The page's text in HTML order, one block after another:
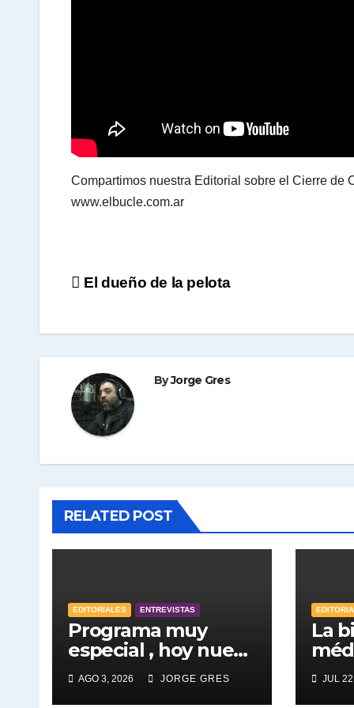
Compartimos nuestra Editorial sobre el Cierre
www.elbucle.com.ar
Navegación
entradas
El dueño de la pelota
ByJorge Gres
RELATED POST
EDITORIALES ENTREVISTAS
Programa muy
especial , hoy nuevo
horario por unica
vez . Pablo Moyano
AGO 3, 2026 JORGE GRES
La
JUL